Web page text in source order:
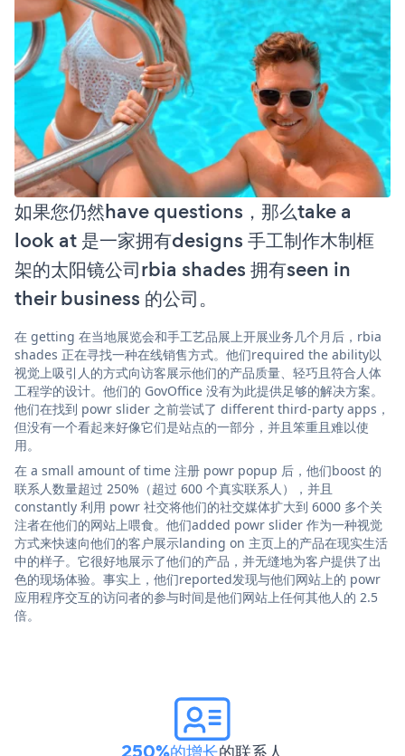
如果您仍然have questions，那么take a
look at 是一家拥有designs 手工制作木制框
架的太阳镜公司rbia shades 拥有seen in
their business 的公司。
在 getting 在当地展览会和手工艺品展上开展业务几个月后，rbia
shades 正在寻找一种在线销售方式。他们required the ability以
视觉上吸引人的方式向访客展示他们的产品质量、轻巧且符合人体
工程学的设计。他们的 GovOffice 没有为此提供足够的解决方案。
他们在找到 powr slider 之前尝试了 different third-party apps，
但没有一个看起来好像它们是站点的一部分，并且笨重且难以使
用。
在 a small amount of time 注册 powr popup 后，他们boost 的
联系人数量超过 250%（超过 600 个真实联系人），并且
constantly 利用 powr 社交将他们的社交媒体扩大到 6000 多个关
注者在他们的网站上喂食。他们added powr slider 作为一种视觉
方式来快速向他们的客户展示landing on 主页上的产品在现实生活
中的样子。它很好地展示了他们的产品，并无缝地为客户提供了出
色的现场体验。事实上，他们reported发现与他们网站上的 powr
应用程序交互的访问者的参与时间是他们网站上任何其他人的 2.5
倍。